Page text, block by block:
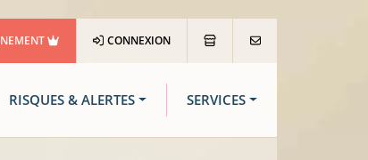
CONNEXION
RISQUES & ALERTES SERVICES